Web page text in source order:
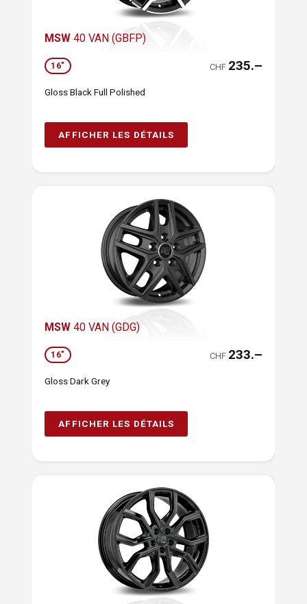
MSW 40 VAN (GBFP)
16" CHF 235.–
Gloss Black Full Polished
AFFICHER LES DÉTAILS
MSW 40 VAN (GDG)
16" CHF 233.–
Gloss Dark Grey
AFFICHER LES DÉTAILS